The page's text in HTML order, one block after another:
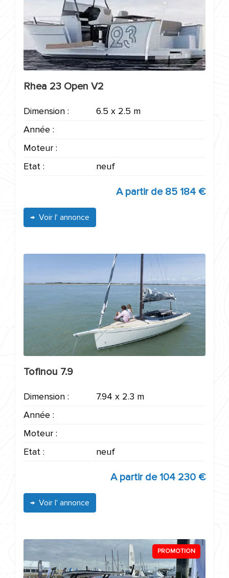
Rhea 23 Open V2
Dimension :
6.5 x 2.5 m
Année :
Moteur :
Etat :
neuf
A partir de85 184 €
Voir l' annonce
Tofinou 7.9
Dimension :
7.94 x 2.3 m
Année :
Moteur :
Etat :
neuf
A partir de104 230 €
Voir l' annonce
PROMOTION